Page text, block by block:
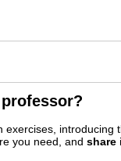
exercises, introducing
you need, andshare